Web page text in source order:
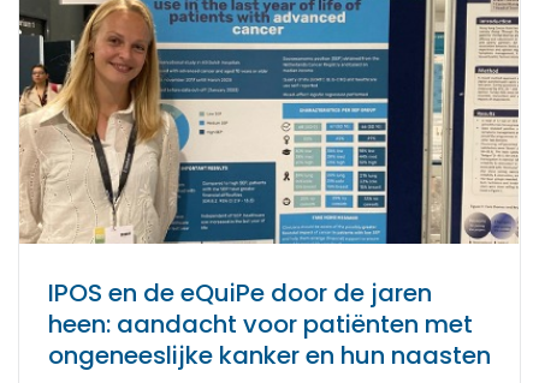
IPOS en de eQuiPe door de jaren
heen: aandacht voor patiënten met
ongeneeslijke kanker en hun naasten